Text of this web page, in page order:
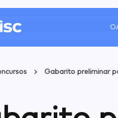
Gabarito preliminar